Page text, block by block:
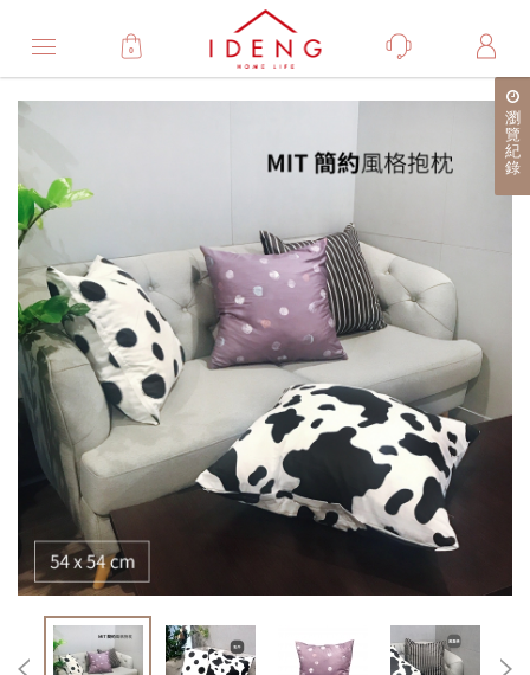
0
瀏
覽
紀
錄
Product
品
詳
細
介
紹